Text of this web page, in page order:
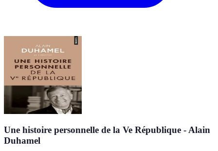
Une histoire personnelle de la Ve République - Alain
Duhamel